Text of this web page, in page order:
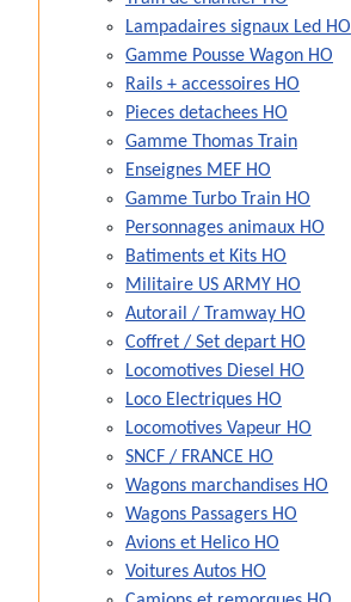
Lampadaires signaux Led HO
Gamme Pousse Wagon HO
Rails + accessoires HO
Pieces detachees HO
Gamme Thomas Train
Enseignes MEF HO
Gamme Turbo Train HO
Personnages animaux HO
Batiments et Kits HO
Militaire US ARMY HO
Autorail / Tramway HO
Coffret / Set depart HO
Locomotives Diesel HO
Loco Electriques HO
Locomotives Vapeur HO
SNCF / FRANCE HO
Wagons marchandises HO
Wagons Passagers HO
Avions et Helico HO
Voitures Autos HO